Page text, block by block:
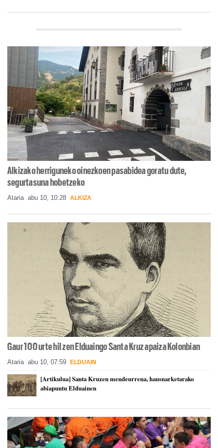
Alkizako herriguneko oinezkoen pasabidea goratu dute,
segurtasuna hobetzeko
Ataria abu 10, 10:28 ALKIZA
Gaur 100 urte hil zen Elduaingo Santa Kruz apaiza Kolonbian
Ataria abu 10, 07:59 ELDUAIN
[Artikulua] Santa Kruzen mendeurrena, hausnarketarako
abiapuntu Elduainen